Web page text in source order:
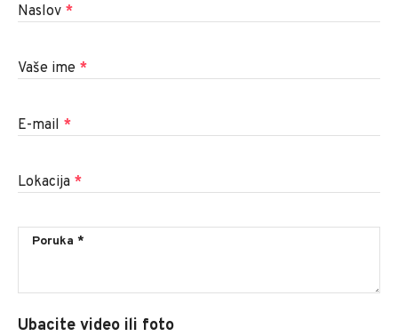
Naslov *
Vaše ime *
E-mail *
Lokacija *
Ubacite video ili foto